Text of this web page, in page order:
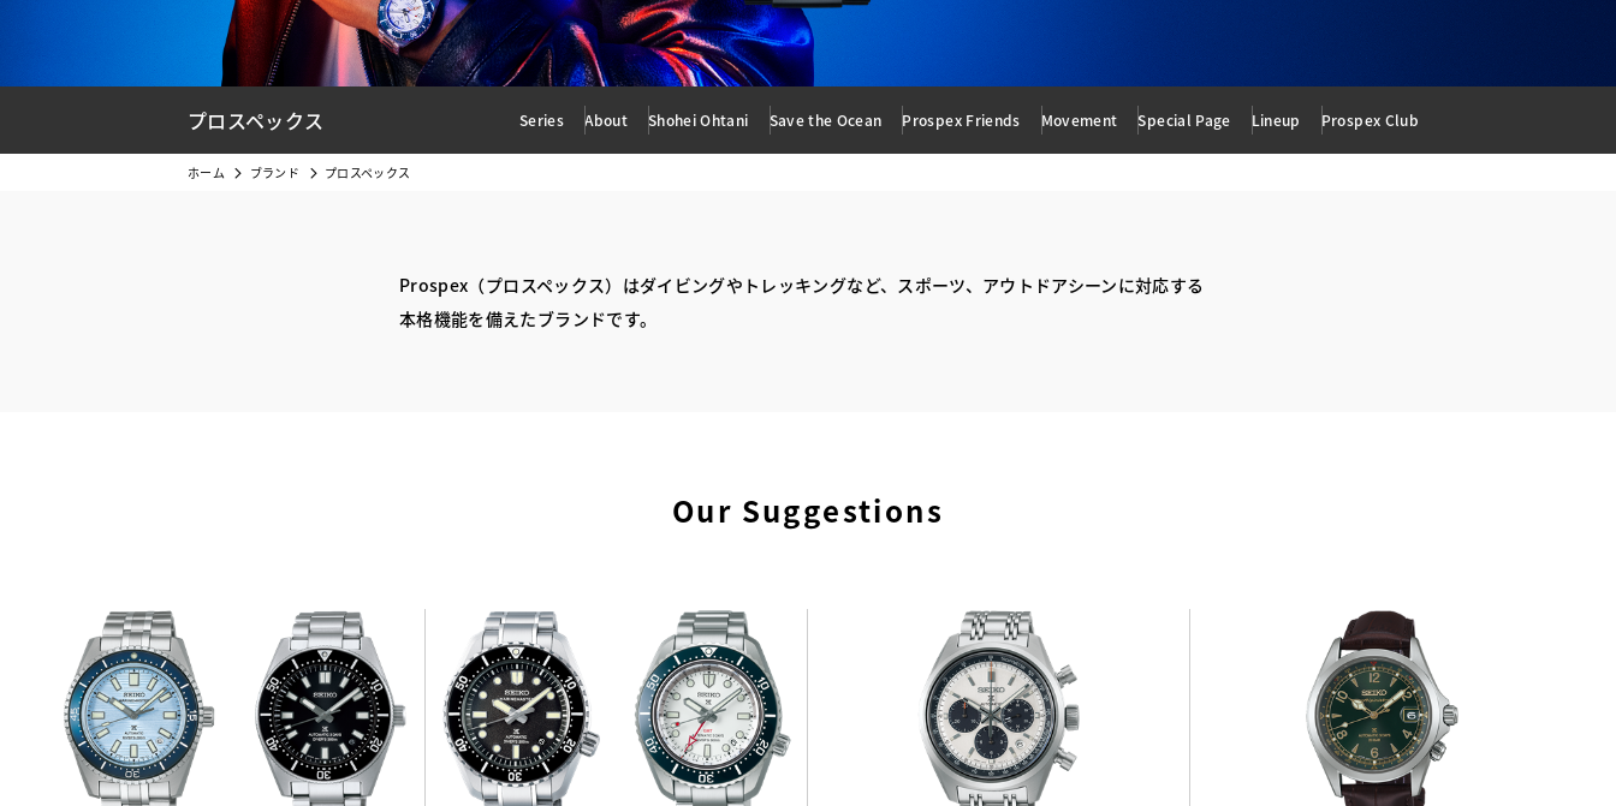
プロスペックス Series About Shohei Ohtani Save the Ocean Prospex Friends Movement Special Page Lineup Prospex Club
ホーム ブランド プロスペックス
Prospex（プロスペックス）はダイビングやトレッキングなど、スポーツ、アウトドアシーンに対応する
本格機能を備えたブランドです。
Our Suggestions